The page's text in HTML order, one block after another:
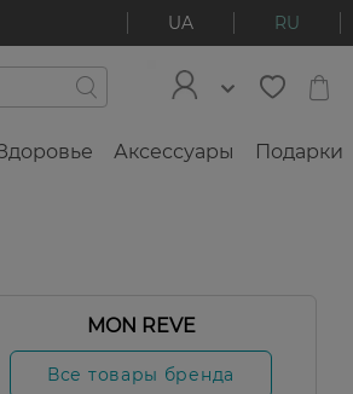
UA RU
Аксессуары Подарки
MON REVE
Все товары бренда